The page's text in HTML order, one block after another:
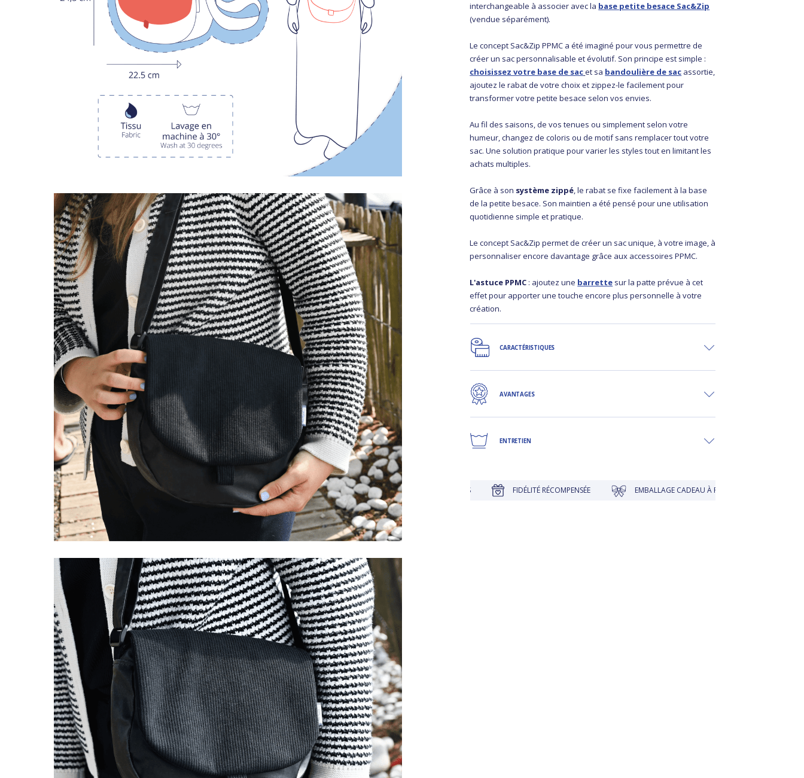
interchangeable à associer avec la base petite besace Sac&Zip
(vendue séparément).
Le concept Sac&Zip PPMC a été imaginé pour vous permettre de
créer un sac personnalisable et évolutif. Son principe est simple :
choisissez votre base de sacet sa bandoulière de sac assortie,
ajoutez le rabat de votre choix et zippez-le facilement pour
transformer votre petite besace selon vos envies.
Au fil des saisons, de vos tenues ou simplement selon votre
humeur, changez de coloris ou de motif sans remplacer tout votre
sac. Une solution pratique pour varier les styles tout en limitant les
achats multiples.
Grâce à son système zippé, le rabat se fixe facilement à la base
de la petite besace. Son maintien a été pensé pour une utilisation
quotidienne simple et pratique.
Le concept Sac&Zip permet de créer un sac unique, à votre image, à
personnaliser encore davantage grâce aux accessoires PPMC.
L'astuce PPMC : ajoutez une barrette sur la patte prévue à cet
effet pour apporter une touche encore plus personnelle à votre
création.
CARACTÉRISTIQUES
AVANTAGES
ENTRETIEN
LIVRAISON OFFERTE EN BOUTIQUE JUSQU'À 30 JOURS POUR CHANGER D'AVIS FIDÉLITÉ RÉCOMPENSÉE EMBALLAGE CADEAU À PRIX DOUX